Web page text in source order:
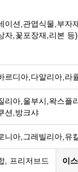
이션,관엽식물,부자
자,꽃포장재,리본 등)
르디아,다알리아,라
리아,울부시,왁스플
션,방크샤
니아,그레빌리아,유
, 프리저브드 이